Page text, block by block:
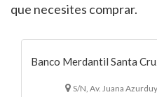
que necesites comprar.
Banco Merdantil Santa
S/N, Av. Juana